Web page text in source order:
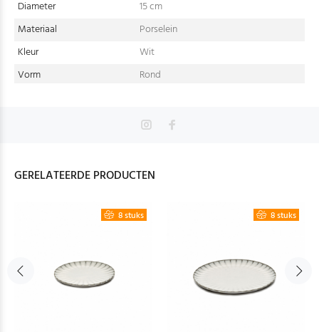
Diameter
15 cm
Materiaal
Porselein
Kleur
Wit
Vorm
Rond
GERELATEERDE PRODUCTEN
8 stuks 8 stuks